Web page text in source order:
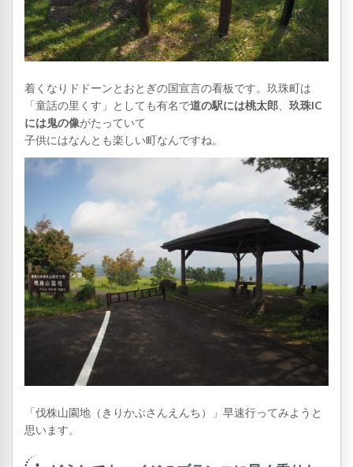
着くなりドドーンとおとぎの国宣言の看板です。玖珠町は
「童話の里くす」としても有名で道の駅には桃太郎、 玖珠IC
には鬼の像がたっていて
子供にはなんとも楽しい町なんですね。
「伐株山園地（きりかぶさんえんち）」早速行ってみようと
思います。